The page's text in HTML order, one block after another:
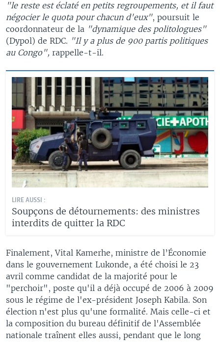
"le reste est éclaté en petits regroupements, et il faut
négocier le quota pour chacun d'eux", poursuit le
coordonnateur de la "dynamique des politologues"
(Dypol) de RDC. "Il y a plus de 900 partis politiques
au Congo", rappelle-t-il.
LIRE AUSSI :
Soupçons de détournements: des ministres
interdits de quitter la RDC
Finalement, Vital Kamerhe, ministre de l’Économie
dans le gouvernement Lukonde, a été choisi le 23
avril comme candidat de la majorité pour le
"perchoir", poste qu'il a déjà occupé de 2006 à 2009
sous le régime de l'ex-président Joseph Kabila. Son
élection n'est plus qu'une formalité. Mais celle-ci et
la composition du bureau définitif de l'Assemblée
nationale traînent elles aussi, pendant que le long